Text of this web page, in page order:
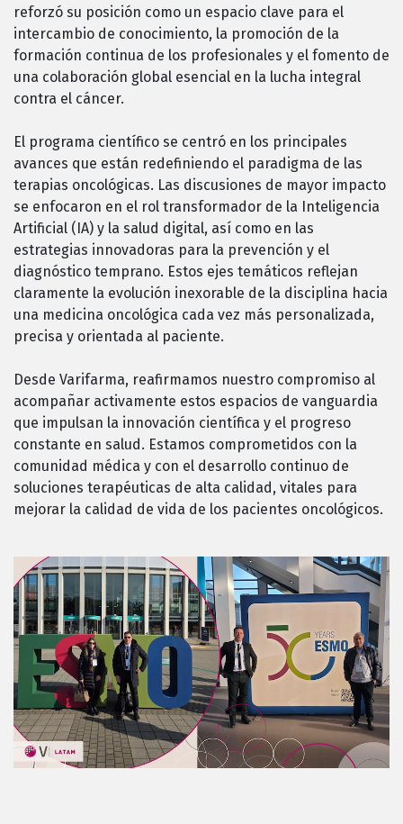
reforzó su posición como un espacio clave para el
intercambio de conocimiento, la promoción de la
formación continua de los profesionales y el fomento de
una colaboración global esencial en la lucha integral
contra el cáncer.
El programa científico se centró en los principales
avances que están redefiniendo el paradigma de las
terapias oncológicas. Las discusiones de mayor impacto
se enfocaron en el rol transformador de la Inteligencia
Artificial (IA) y la salud digital, así como en las
estrategias innovadoras para la prevención y el
diagnóstico temprano. Estos ejes temáticos reflejan
claramente la evolución inexorable de la disciplina hacia
una medicina oncológica cada vez más personalizada,
precisa y orientada al paciente.
Desde Varifarma, reafirmamos nuestro compromiso al
acompañar activamente estos espacios de vanguardia
que impulsan la innovación científica y el progreso
constante en salud. Estamos comprometidos con la
comunidad médica y con el desarrollo continuo de
soluciones terapéuticas de alta calidad, vitales para
mejorar la calidad de vida de los pacientes oncológicos.